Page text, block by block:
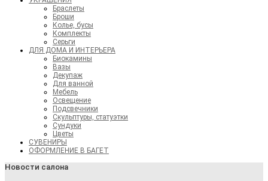
Браслеты
Броши
Колье, бусы
Комплекты
Серьги
ДЛЯ ДОМА И ИНТЕРЬЕРА
Биокамины
Вазы
Декупаж
Для ванной
Мебель
Освещение
Подсвечники
Скульптуры, статуэтки
Сундуки
Цветы
СУВЕНИРЫ
ОФОРМЛЕНИЕ В БАГЕТ
Новости салона